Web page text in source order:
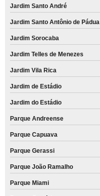
Jardim Santo André
Jardim Santo Antônio de Pádua
Jardim Sorocaba
Jardim Telles de Menezes
Jardim Vila Rica
Jardim de Estádio
Jardim do Estádio
Parque Andreense
Parque Capuava
Parque Gerassi
Parque João Ramalho
Parque Miami